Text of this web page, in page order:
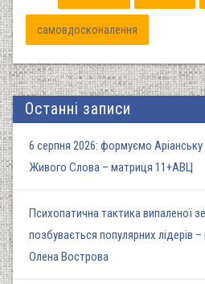
самовдосконалення
Останні записи
6 серпня 2026: формуємо
Живого Слова – матриця 11+АВЦ
Психопатична тактика випаленої
позбувається популярних лідерів
Олена Вострова